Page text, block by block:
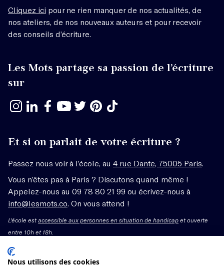
Cliquez ici pour ne rien manquer de nos actualités, de
nos ateliers, de nos nouveaux auteurs et pour recevoir
des conseils d’écriture.
Les Mots partage sa passion de l’écriture
sur
Et si on parlait de votre écriture ?
Passez nous voir à l’école, au 4 rue Dante, 75005 Paris
Vous n’êtes pas à Paris ? Discutons quand même !
Appelez-nous au 09 78 80 21 99 ou écrivez-nous à
info@lesmots.co . On vous attend !
L'école estaccessible aux personnes en situation de handicap et ouverte
entre 10h et 18h.
Mentions légales – CGV
Nous utilisons des cookies